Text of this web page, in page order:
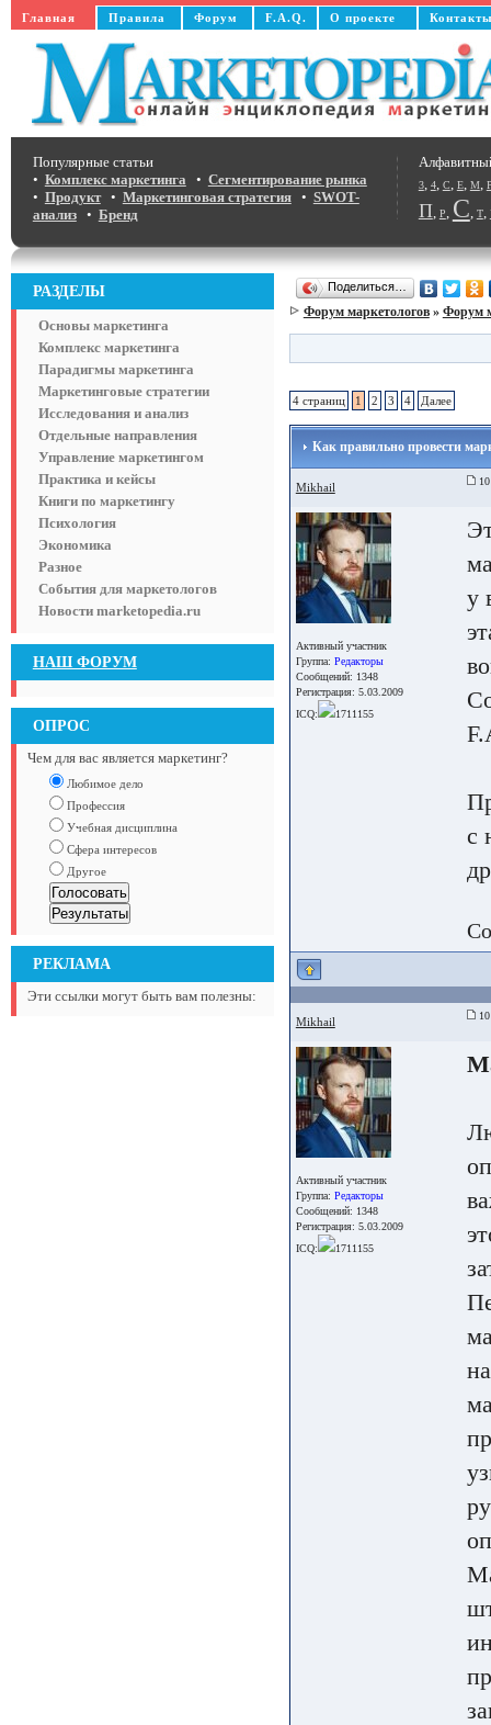
Главная Правила Форум F.A.Q. О проекте
3, 4, C, E, M,
П, Р, С, Т,
Популярные статьи
• Комплекс маркетинга • Сегментирование рынка
• Продукт• Маркетинговая стратегия• SWOT-
анализ• Бренд
РАЗДЕЛЫ
Основы маркетинга
Комплекс маркетинга
Парадигмы маркетинга
Маркетинговые стратегии
Исследования и анализ
Отдельные направления
Управление маркетингом
Практика и кейсы
Книги по маркетингу
Психология
Экономика
Разное
События для маркетологов
Новости marketopedia.ru
НАШ ФОРУМ
ОПРОС
Чем для вас является маркетинг?
Любимое дело
Профессия
Учебная дисциплина
Сфера интересов
Другое
РЕКЛАМА
Эти ссылки могут быть вам полезны:
Поделиться…
Форум маркетологов» Форум
4 страниц 1 2 3 4 Далее
Как правильно провести
Mikhail 10
Активный участник
Группа: Редакторы
Сообщений: 1348
Регистрация: 5.03.2009
ICQ:
1711155
у
с
Mikhail 10
Активный участник
Группа: Редакторы
Сообщений: 1348
Регистрация: 5.03.2009
ICQ:
1711155